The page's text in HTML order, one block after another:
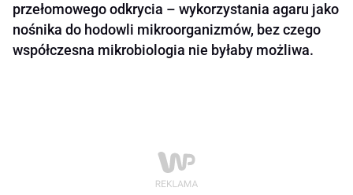
przełomowego odkrycia – wykorzystania agaru jako
nośnika do hodowli mikroorganizmów, bez czego
współczesna mikrobiologia nie byłaby możliwa.